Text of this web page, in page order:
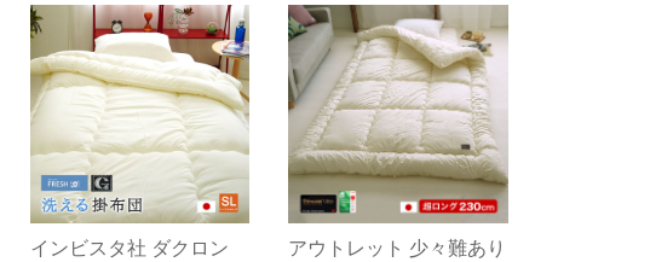
インビスタ社 ダクロン
アウトレット 少々難あり